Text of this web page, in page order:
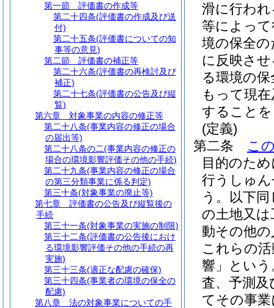
滑に行わ
等によっ
境の保全
に反映さ
る環境の
もって現
すること
(定義)
第二条
こ
目的のた
行うしゅ
う。以下同
の土地又
動その他
これらの
響」という
査、予測
てその事
第一節
評価書の作成等
第二十四条(評価書の作成及び送
付)
第二十五条(評価書についての知
事等の意見)
第二節
評価書の補正等
第二十六条(評価書の再検討及び
補正)
第二十七条(評価書の公告及び縦
覧)
第六章
対象事業の内容の修正等
第二十八条(事業内容の修正の場合
の届出等)
第二十八条の二(事業内容の修正の
場合の環境影響評価その他の手続)
第二十九条(事業内容の修正の場合
の第三分類事業に係る判定)
第三十条(対象事業の廃止等)
第七章
評価書の公告及び縦覧後の
手続
第三十一条(対象事業の実施の制限)
第三十二条(評価書の公告後におけ
る環境影響評価その他の手続の再
実施)
第三十三条(適正な配慮の確保)
第三十四条(事業者の環境の保全の
配慮)
第八章
法の対象事業についての手